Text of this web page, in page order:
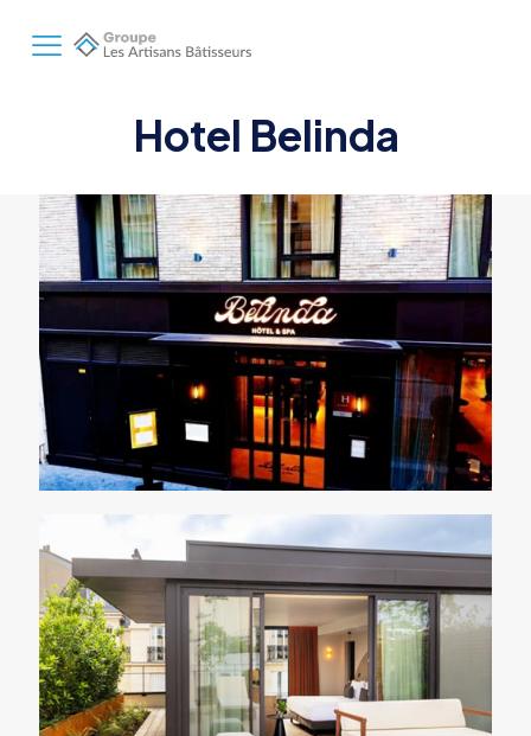
Hotel Belinda